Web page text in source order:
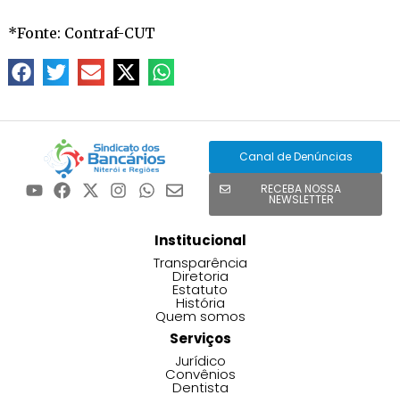
*Fonte: Contraf-CUT
Canal de Denúncias
RECEBA NOSSA
NEWSLETTER
Institucional
Transparência
Diretoria
Estatuto
História
Quem somos
Serviços
Jurídico
Convênios
Dentista